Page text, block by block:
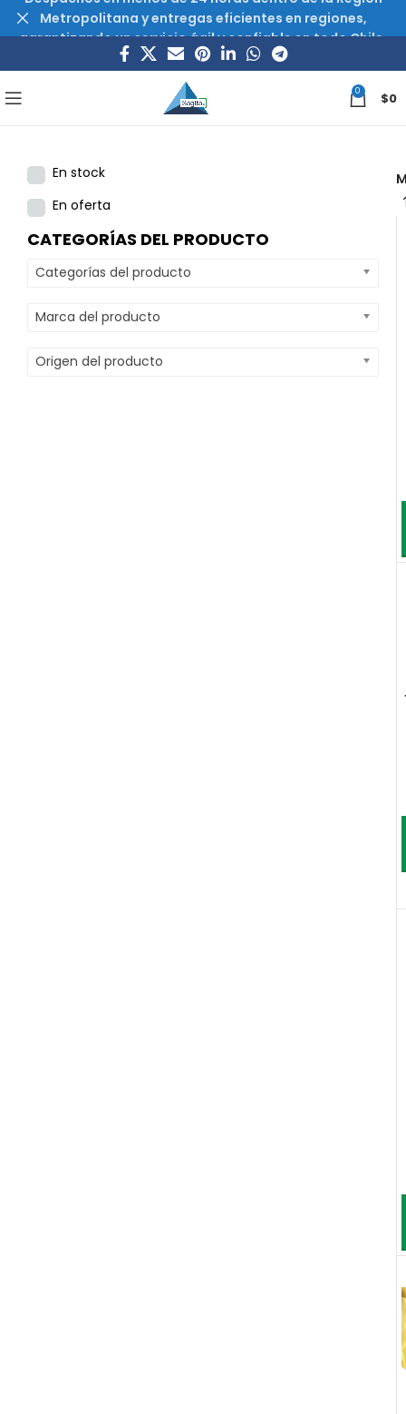
0 $0
En stock
En oferta
CATEGORÍAS DEL PRODUCTO
Categorías del producto
Marca del producto
Origen del producto
Metropolitana y entregas eficientes en regiones,
garantizando un servicio ágil y confiable en todo Chile.